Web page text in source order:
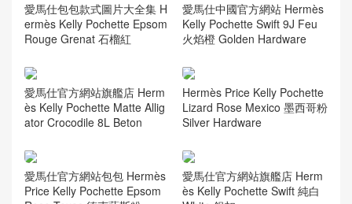
愛馬仕包包款式圖片大全集 H
ermès Kelly Pochette Epsom
Rouge Grenat 石榴紅
愛馬仕中國官方網站 Hermès
Kelly Pochette Swift 9J Feu
火焰橙 Golden Hardware
愛馬仕官方網站旗艦店 Herm
ès Kelly Pochette Matte Allig
ator Crocodile 8L Beton
Hermès Price Kelly Pochette
Lizard Rose Mexico 墨西哥粉
Silver Hardware
愛馬仕官方網站包包 Hermès
Price Kelly Pochette Epsom
愛馬仕官方網站旗艦店 Herm
ès Kelly Pochette Swift 純白